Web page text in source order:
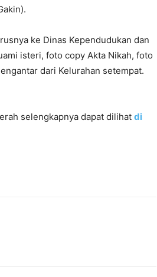
ke Dinas Kependudukan dan
isteri, foto copy Akta Nikah, foto
dari Kelurahan setempat.
selengkapnya dapat dilihat di